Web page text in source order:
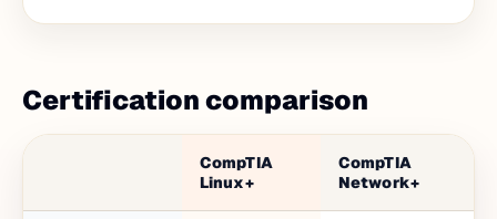
Certification comparison
CompTIA
Linux+
CompTIA
Network+